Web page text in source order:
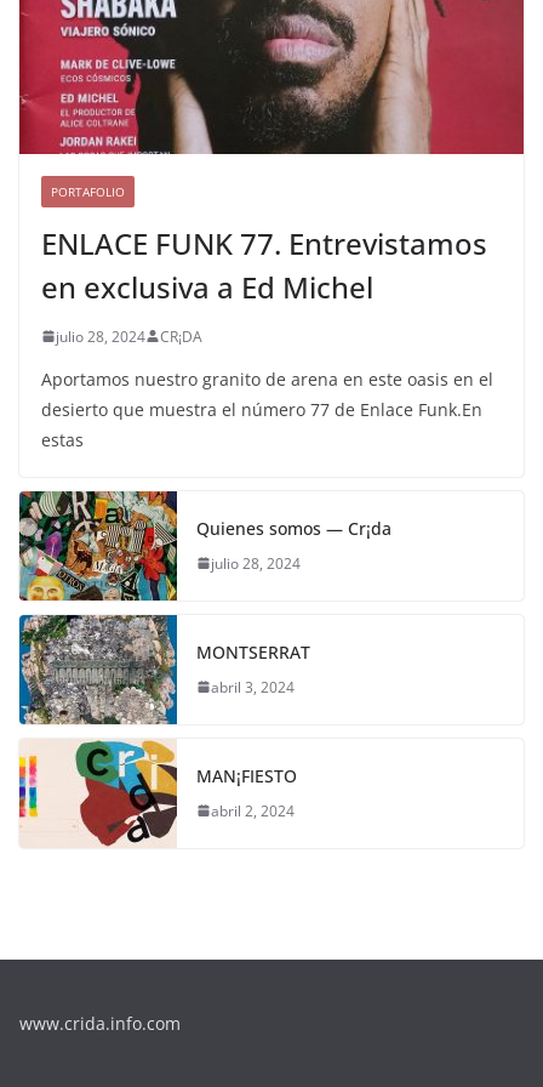
PORTAFOLIO
ENLACE FUNK 77. Entrevistamos
en exclusiva a Ed Michel
julio 28, 2024 CR¡DA
Aportamos nuestro granito de arena en este oasis en el
desierto que muestra el número 77 de Enlace Funk.En
estas
Quienes somos — Cr¡da
julio 28, 2024
MONTSERRAT
abril 3, 2024
MAN¡FIESTO
abril 2, 2024
www.crida.info.com